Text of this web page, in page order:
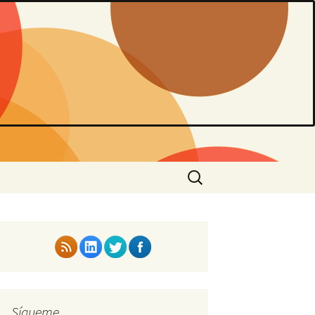
Buscar: